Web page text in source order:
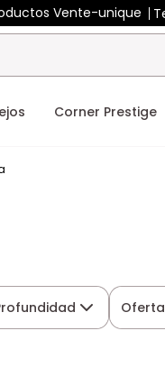
Vente-unique
Corner Prestige